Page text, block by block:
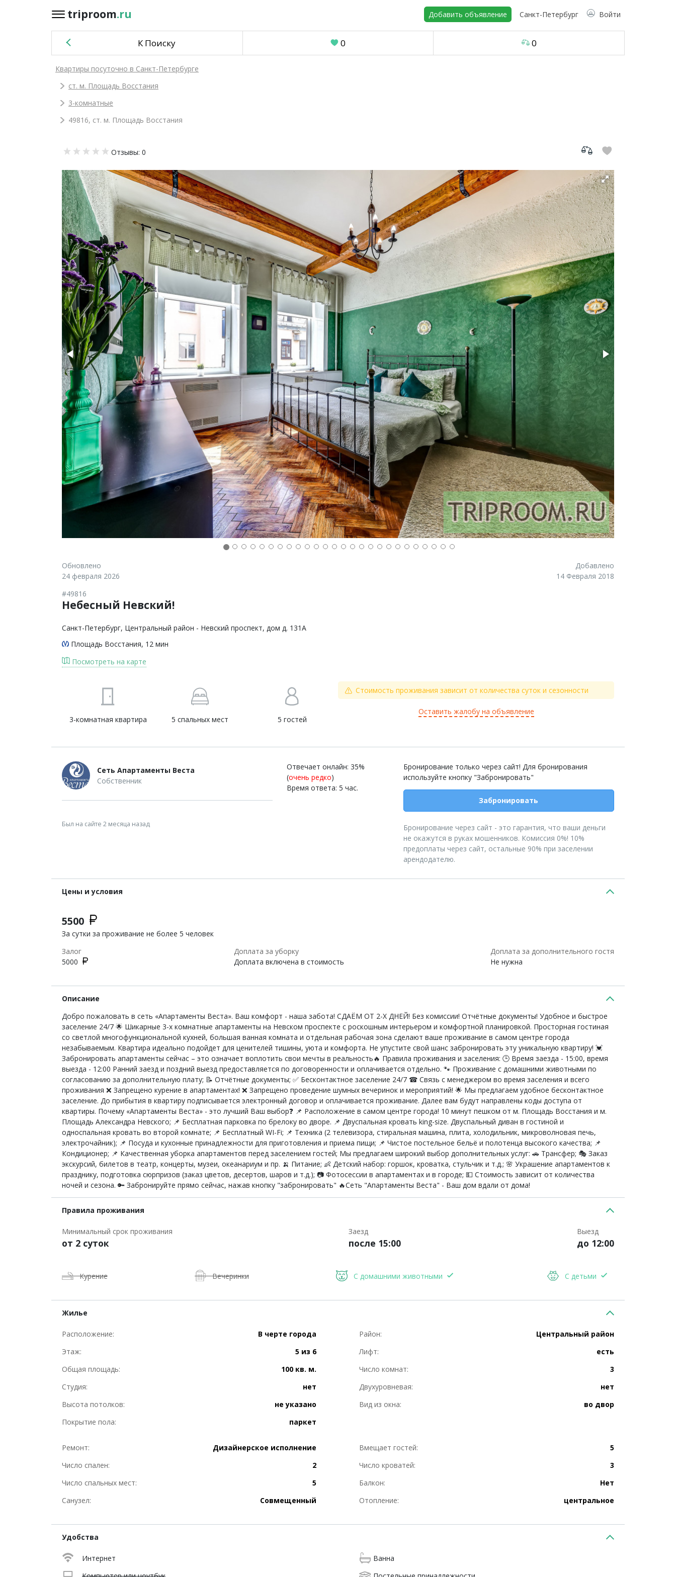
triproom.ru Добавить объявление Санкт-Петербург Войти
triproom.ru
Войти / Зарегистрироваться
К Поиску 0 0
Квартиры посуточно в Санкт-Петербурге
ст. м. Площадь Восстания
3-комнатные
49816, ст. м. Площадь Восстания
Отзывы: 0
Обновлено
24 февраля 2026
Добавлено
14 Февраля 2018
Небесный Невский!
#49816
Санкт-Петербург, Центральный район - Невский проспект, дом д. 131А
Площадь Восстания, 12 мин
Посмотреть на карте
3-комнатная квартира 5 спальных мест 5 гостей
Стоимость проживания зависит от количества суток и сезонности
Оставить жалобу на объявление
Сеть Апартаменты Веста
Собственник
Был на сайте 2 месяца назад
Отвечает онлайн: 35%
(очень редко)
Время ответа: 5 час.
Бронирование только через сайт! Для бронирования
используйте кнопку "Забронировать"
Забронировать
Бронирование через сайт - это гарантия, что ваши деньги
не окажутся в руках мошенников. Комиссия 0%! 10%
предоплаты через сайт, остальные 90% при заселении
арендодателю.
Цены и условия
5500
За сутки за проживание не более 5 человек
Залог
5000
Доплата за уборку
Доплата включена в стоимость
Доплата за дополнительного гостя
Не нужна
Описание
Добро пожаловать в сеть «Апартаменты Веста». Ваш комфорт - наша забота! СДАЁМ ОТ 2-Х ДНЕЙ! Без комиссии! Отчётные документы! Удобное и быстрое
заселение 24/7 🌟 Шикарные 3-х комнатные апартаменты на Невском проспекте с роскошным интерьером и комфортной планировкой. Просторная гостиная
со светлой многофункциональной кухней, большая ванная комната и отдельная рабочая зона сделают ваше проживание в самом центре города
незабываемым. Квартира идеально подойдет для ценителей тишины, уюта и комфорта. Не упустите свой шанс забронировать эту уникальную квартиру! 💓
Забронировать апартаменты сейчас – это означает воплотить свои мечты в реальность🔥 Правила проживания и заселения: 🕒 Время заезда - 15:00, время
выезда - 12:00 Ранний заезд и поздний выезд предоставляется по договоренности и оплачивается отдельно. 🐾 Проживание с домашними животными по
согласованию за дополнительную плату; 📝 Отчётные документы; ✅ Бесконтактное заселение 24/7 ☎ Связь с менеджером во время заселения и всего
проживания ❌ Запрещено курение в апартаментах! ❌ Запрещено проведение шумных вечеринок и мероприятий! 🌟 Мы предлагаем удобное бесконтактное
заселение. До прибытия в квартиру подписывается электронный договор и оплачивается проживание. Далее вам будут направлены коды доступа от
квартиры. Почему «Апартаменты Веста» - это лучший Ваш выбор❓ 📌 Расположение в самом центре города! 10 минут пешком от м. Площадь Восстания и м.
Площадь Александра Невского; 📌 Бесплатная парковка по брелоку во дворе. 📌 Двуспальная кровать king-size. Двуспальный диван в гостиной и
односпальная кровать во второй комнате; 📌 Бесплатный WI-Fi; 📌 Техника (2 телевизора, стиральная машина, плита, холодильник, микроволновая печь,
электрочайник); 📌 Посуда и кухонные принадлежности для приготовления и приема пищи; 📌 Чистое постельное бельё и полотенца высокого качества; 📌
Кондиционер; 📌 Качественная уборка апартаментов перед заселением гостей; Мы предлагаем широкий выбор дополнительных услуг: 🚗 Трансфер; 🎭 Заказ
экскурсий, билетов в театр, концерты, музеи, океанариум и пр. 🍌 Питание; 👶 Детский набор: горшок, кроватка, стульчик и т.д.; 🌸 Украшение апартаментов к
празднику, подготовка сюрпризов (заказ цветов, десертов, шаров и т.д.); 📷 Фотосессии в апартаментах и в городе; 💵 Стоимость зависит от количества
ночей и сезона. 🔑 Забронируйте прямо сейчас, нажав кнопку "забронировать" 🔥Сеть "Апартаменты Веста" - Ваш дом вдали от дома!
Правила проживания
Минимальный срок проживания
от 2 суток
Заезд
после 15:00
Выезд
до 12:00
Курение Вечеринки С домашними животными С детьми
Жилье
Расположение: В черте города Район:
Центральный район
Этаж:
5 из 6 Лифт:
есть
Общая площадь:
100 кв. м. Число комнат:
3
Студия:
нет Двухуровневая:
нет
Высота потолков:
не указано Вид из окна:
во двор
Покрытие пола:
паркет
Ремонт: Дизайнерское исполнение Вмещает гостей:
5
Число спален:
2 Число кроватей:
3
Число спальных мест:
5 Балкон:
Нет
Санузел:
Совмещенный Отопление: центральное
Удобства
Интернет
Ванна